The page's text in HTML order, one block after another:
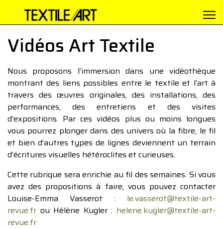
Vidéos Art Textile
Nous proposons l’immersion dans une vidéothèque
montrant des liens possibles entre le textile et l’art à
travers des œuvres originales, des installations, des
performances, des entretiens et des visites
d’expositions. Par ces vidéos plus ou moins longues
vous pourrez plonger dans des univers où la fibre, le fil
et bien d’autres types de lignes deviennent un terrain
d’écritures visuelles hétéroclites et curieuses.
Cette rubrique sera enrichie au fil des semaines. Si vous
avez des propositions à faire, vous pouvez contacter
Louise-Emma Vasserot : le.vasserot@textile-art-
revue.fr ou Hélène Kugler : helene.kugler@textile-art-
revue.fr